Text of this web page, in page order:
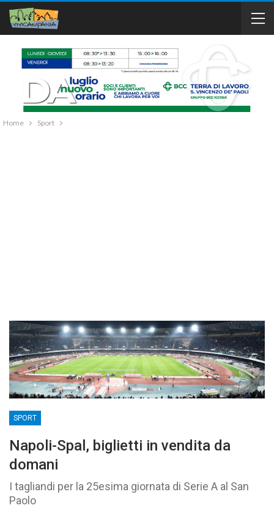
Home Sport
SPORT
Napoli-Spal, biglietti in vendita da
domani
I tagliandi per la 25esima giornata di Serie A al San
Paolo